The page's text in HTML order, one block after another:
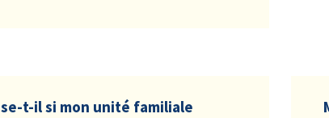
t-il si mon unité familiale